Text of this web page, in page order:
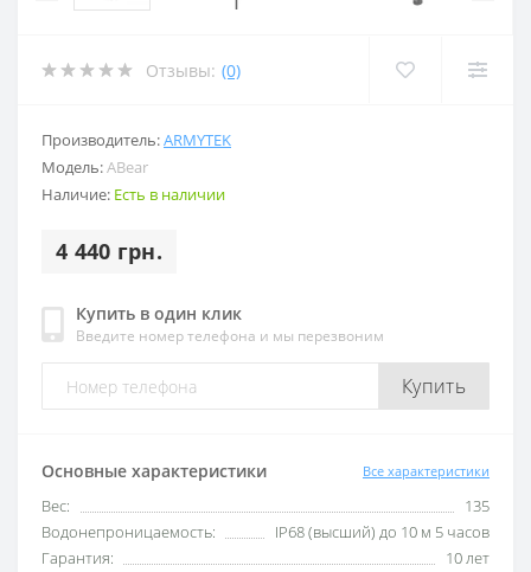
Отзывы: (0)
Производитель:ARMYTEK
Модель:ABear
Наличие: Есть в наличии
4 440 грн.
Купить в один клик
Введите номер телефона и мы перезвоним
Купить
Основные характеристики Все характеристики
Вес:
135
Водонепроницаемость:
IP68 (высший) до 10 м 5 часов
Гарантия:
10 лет